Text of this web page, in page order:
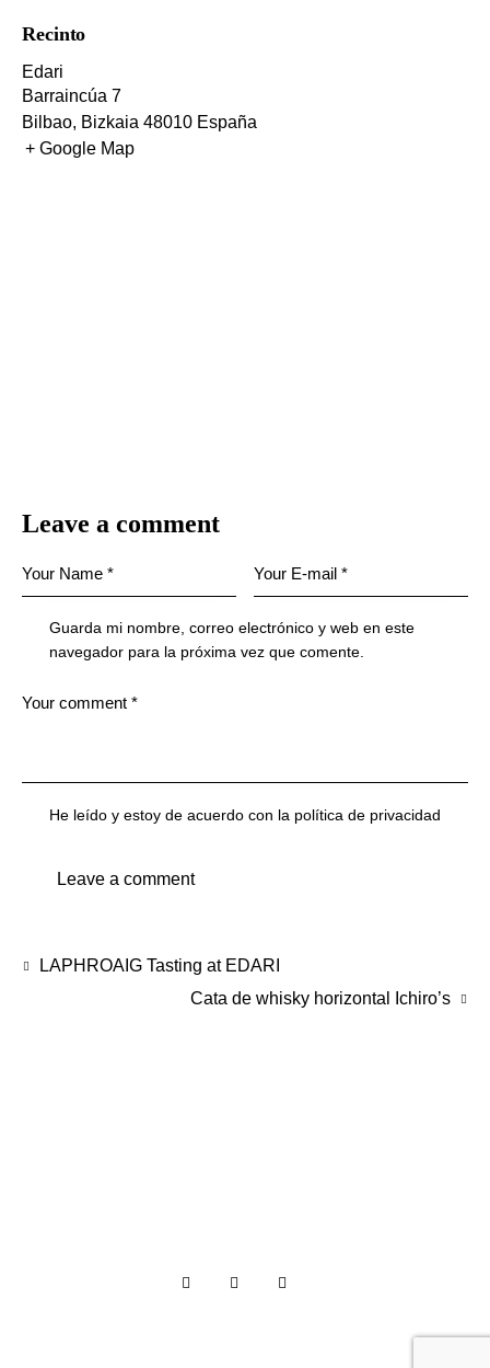
Recinto
Edari
Barraincúa 7
Bilbao, Bizkaia 48010 España
+ Google Map
Leave a comment
Guarda mi nombre, correo electrónico y web en este
navegador para la próxima vez que comente.
He leído y estoy de acuerdo con la política de privacidad
LAPHROAIG Tasting at EDARI
Cata de whisky horizontal Ichiro’s